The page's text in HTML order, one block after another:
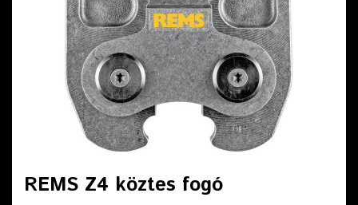
REMS Z4 köztes fogó